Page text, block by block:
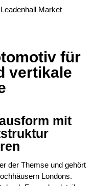
für
vertikale
mit
der Themse und gehört
Londons.